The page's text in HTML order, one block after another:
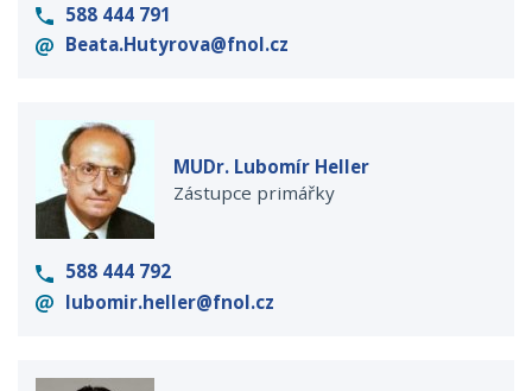
588 444 791
Beata.Hutyrova@fnol.cz
MUDr. Lubomír Heller
Zástupce primářky
588 444 792
lubomir.heller@fnol.cz